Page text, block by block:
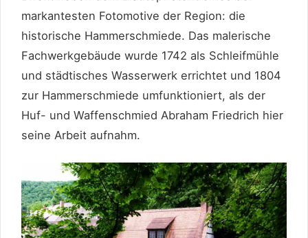
markantesten Fotomotive der Region: die
historische Hammerschmiede. Das malerische
Fachwerkgebäude wurde 1742 als Schleifmühle
und städtisches Wasserwerk errichtet und 1804
zur Hammerschmiede umfunktioniert, als der
Huf- und Waffenschmied Abraham Friedrich hier
seine Arbeit aufnahm.